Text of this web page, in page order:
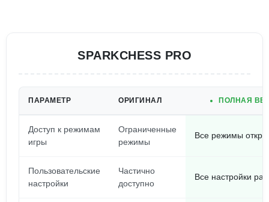
SPARKCHESS PRO
ПАРАМЕТР ОРИГИНАЛ ПОЛНАЯ
Доступ к режимам
игры
Ограниченные
режимы
Все режимы
Пользовательские
настройки
Частично
доступно
Все настройки